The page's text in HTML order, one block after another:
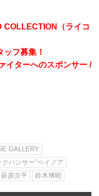
（ライコ
フ募集！
イターへのスポンサー /
GALLERY
クパンサー”ベイノア
萩原京平 鈴木博昭